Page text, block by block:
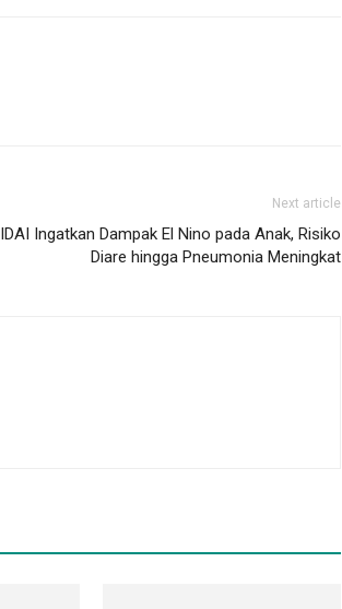
Next article
IDAI Ingatkan Dampak El Nino pada Anak, Risiko
Diare hingga Pneumonia Meningkat